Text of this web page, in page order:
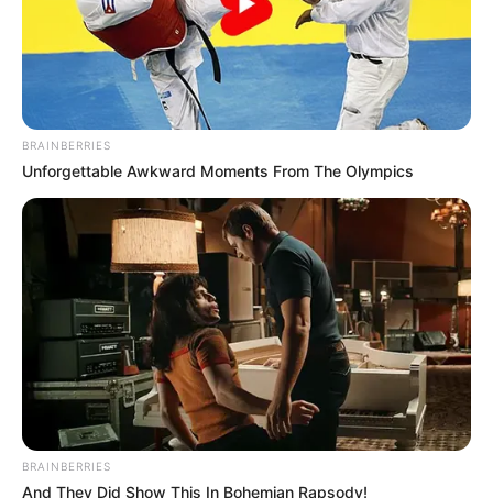
BRAINBERRIES
Unforgettable Awkward Moments From The Olympics
BRAINBERRIES
And They Did Show This In Bohemian Rapsody!